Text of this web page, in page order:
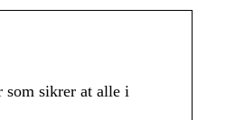
som sikrer at alle i